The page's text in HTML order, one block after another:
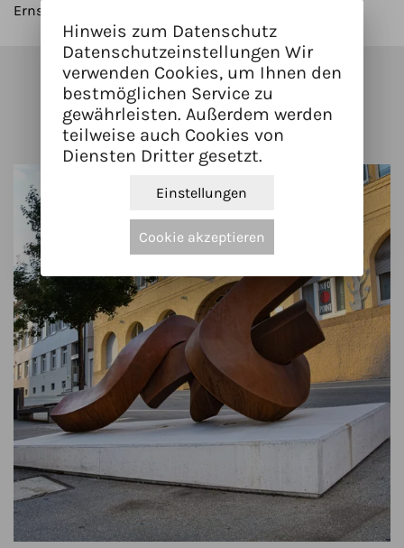
Ernst-Reinhart Böhlig
Kunstwerke in der Nähe
Hinweis zum Datenschutz
Datenschutzeinstellungen Wir
verwenden Cookies, um Ihnen den
bestmöglichen Service zu
gewährleisten. Außerdem werden
teilweise auch Cookies von
Diensten Dritter gesetzt.
Einstellungen
Cookie akzeptieren